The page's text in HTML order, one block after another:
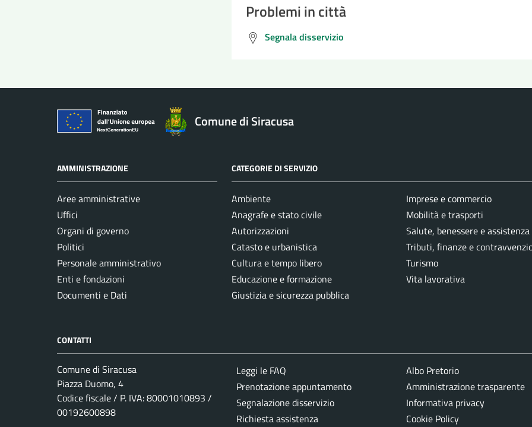
Problemi in città
Segnala disservizio
Comune di Siracusa
AMMINISTRAZIONE
Aree amministrative
Uffici
Organi di governo
Politici
Personale amministrativo
Enti e fondazioni
Documenti e Dati
CATEGORIE DI SERVIZIO
Ambiente
Anagrafe e stato civile
Autorizzazioni
Catasto e urbanistica
Cultura e tempo libero
Educazione e formazione
Giustizia e sicurezza pubblica
Imprese e commercio
Mobilità e trasporti
Salute, benessere e assistenza
Tributi, finanze e
Turismo
Vita lavorativa
CONTATTI
Comune di Siracusa
Piazza Duomo, 4
Codice fiscale / P. IVA: 80001010893 /
00192600898
Leggi le FAQ
Prenotazione appuntamento
Segnalazione disservizio
Richiesta assistenza
Albo Pretorio
Amministrazione trasparente
Informativa privacy
Cookie Policy